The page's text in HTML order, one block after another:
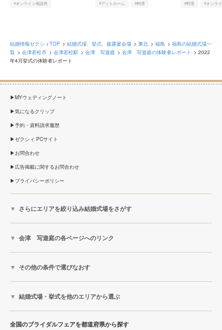
#オンライン相談有
#アットホーム
#料理
#料理
#オンラ
結婚情報ゼクシィTOP 結婚式場、挙式、披露宴会場 東北 福島
福島の結婚式場一
覧
会津若松市 会津若松駅 会津 写遊庭 会津 写遊庭の体験者レポート
2022
年4月挙式の体験者レポート
MYウェディングノート
気になるクリップ
予約・資料請求履歴
ゼクシィ PCサイト
お問合わせ
広告掲載に関するお問合わせ
プライバシーポリシー
さらにエリアを絞り込み結婚式場をさがす
会津 写遊庭の各ページへのリンク
その他の条件で選びなおす
結婚式場・挙式を他のエリアから選ぶ
全国のブライダルフェアを都道府県から探す